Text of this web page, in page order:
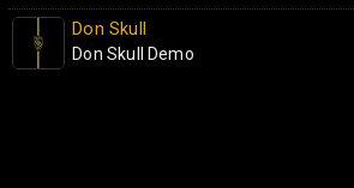
Don Skull
Don Skull Demo